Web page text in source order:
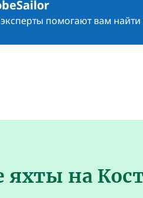
помогают вам
яхты на